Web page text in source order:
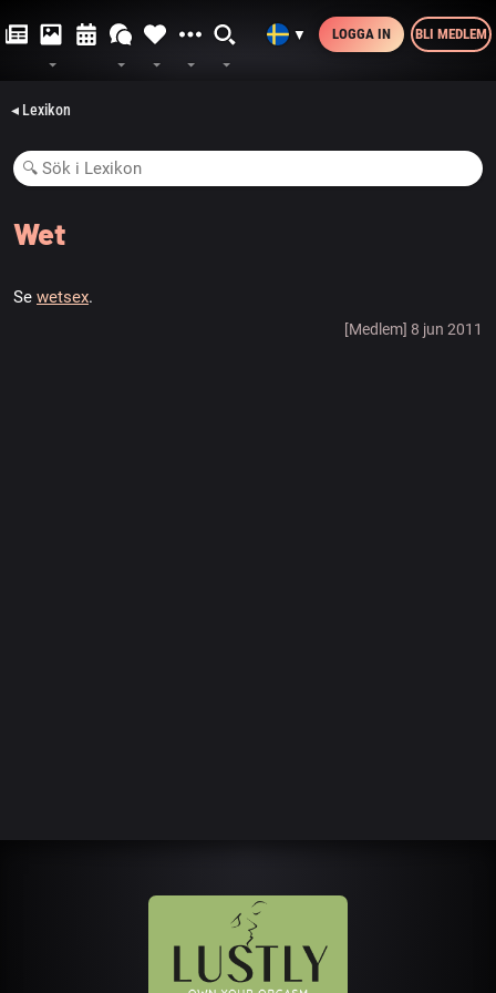
▼ LOGGA IN BLI MEDLEM
◂ Lexikon
Wet
Se wetsex.
[Medlem] 8 jun 2011